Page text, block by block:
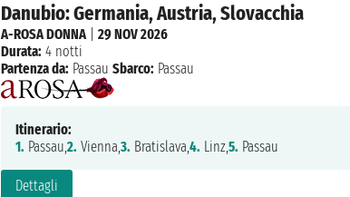
Danubio: Germania, Austria, Slovacchia
Dettagli
A-ROSA DONNA| 29 NOV 2026
Durata: 4 notti
Partenza da: Passau Sbarco: Passau
Itinerario:
1. Passau,2. Vienna,3. Bratislava,4. Linz,5. Passau